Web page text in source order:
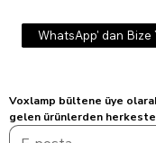
WhatsApp' dan Bize
Voxlamp bültene üye
gelen ürünlerden